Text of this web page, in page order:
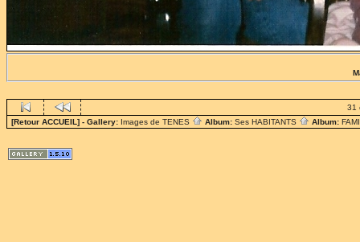
31
[Retour ACCUEIL] - Gallery: Images de TENES Album: Ses HABITANTS Album: